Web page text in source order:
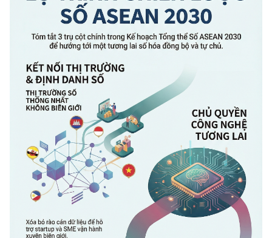
Giám đốc Trung tâm Truyền thông Khoa học và Công nghệ.
Điện thoại: 024 3936 9506
©2026 Bản quyền thuộc Bộ Khoa Học và Công Nghệ
(Ghi rõ nguồn "https://mst.gov.vn" khi phát hành lại thông tin từ
website này)